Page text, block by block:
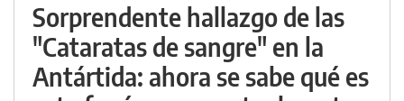
Sorprendente hallazgo de las
"Cataratas de sangre" en la
Antártida: ahora se sabe qué es